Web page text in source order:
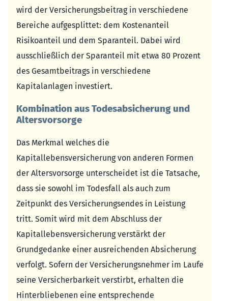
wird der Versicherungsbeitrag in verschiedene
Bereiche aufgesplittet: dem Kostenanteil
Risikoanteil und dem Sparanteil. Dabei wird
ausschließlich der Sparanteil mit etwa 80 Prozent
des Gesamtbeitrags in verschiedene
Kapitalanlagen investiert.
Kombination aus Todesabsicherung und
Altersvorsorge
Das Merkmal welches die
Kapitallebensversicherung von anderen Formen
der Altersvorsorge unterscheidet ist die Tatsache,
dass sie sowohl im Todesfall als auch zum
Zeitpunkt des Versicherungsendes in Leistung
tritt. Somit wird mit dem Abschluss der
Kapitallebensversicherung verstärkt der
Grundgedanke einer ausreichenden Absicherung
verfolgt. Sofern der Versicherungsnehmer im Laufe
seine Versicherbarkeit verstirbt, erhalten die
Hinterbliebenen eine entsprechende